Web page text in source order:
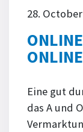
28. October
Eine gut
das A und